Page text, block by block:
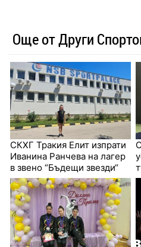
Още от Други
СКХГ Тракия Елит изпрати
Иванина Ранчева на лагер
в звено “Бъдещи звезди“